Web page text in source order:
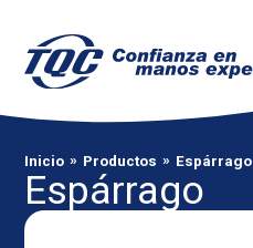
Inicio » Productos » Espárrago
Espárrago